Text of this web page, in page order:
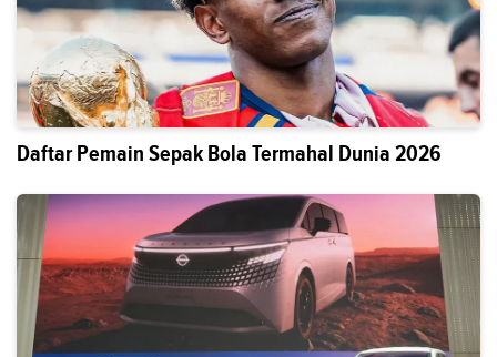
Daftar Pemain Sepak Bola Termahal Dunia 2026